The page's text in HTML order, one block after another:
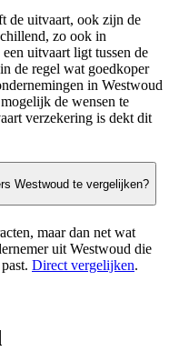
de uitvaart, ook zijn de
zo ook in
uitvaart ligt tussen de
de regel wat goedkoper
in Westwoud
de wensen te
verzekering is dekt dit
Westwoud te vergelijken?
maar dan net wat
uit Westwoud die
Direct vergelijken.